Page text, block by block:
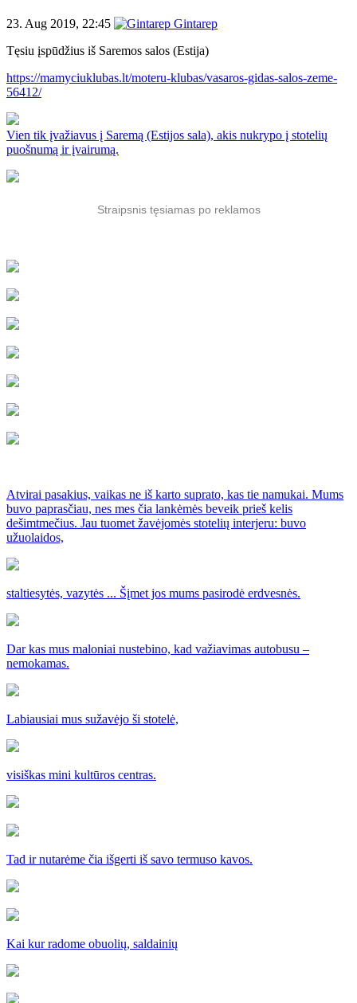
23. Aug 2019, 22:45
Gintarep
Tęsiu įspūdžius iš Saremos salos (Estija)
https://mamyciuklubas.lt/moteru-klubas/vasaros-gidas-salos-zeme-
56412/
Vien tik įvažiavus į Saremą (Estijos sala), akis nukrypo į stotelių
puošnumą ir įvairumą.
Straipsnis tęsiamas po reklamos
Atvirai pasakius, vaikas ne iš karto suprato, kas tie namukai. Mums
buvo paprasčiau, nes mes čia lankėmės beveik prieš kelis
dešimtmečius. Jau tuomet žavėjomės stotelių interjeru: buvo
užuolaidos,
staltiesytės, vazytės ... Šįmet jos mums pasirodė erdvesnės.
Dar kas mus maloniai nustebino, kad važiavimas autobusu –
nemokamas.
Labiausiai mus sužavėjo ši stotelė,
visiškas mini kultūros centras.
Tad ir nutarėme čia išgerti iš savo termuso kavos.
Kai kur radome obuolių, saldainių